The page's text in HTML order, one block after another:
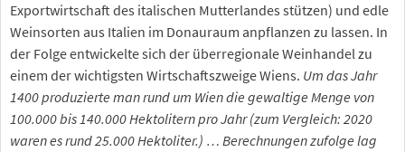
Exportwirtschaft des italischen Mutterlandes stützen) und edle
Weinsorten aus Italien im Donauraum anpflanzen zu lassen. In
der Folge entwickelte sich der überregionale Weinhandel zu
einem der wichtigsten Wirtschaftszweige Wiens. Um das Jahr
1400 produzierte man rund um Wien die gewaltige Menge von
100.000 bis 140.000 Hektolitern pro Jahr (zum Vergleich: 2020
waren es rund 25.000 Hektoliter.) … Berechnungen zufolge lag